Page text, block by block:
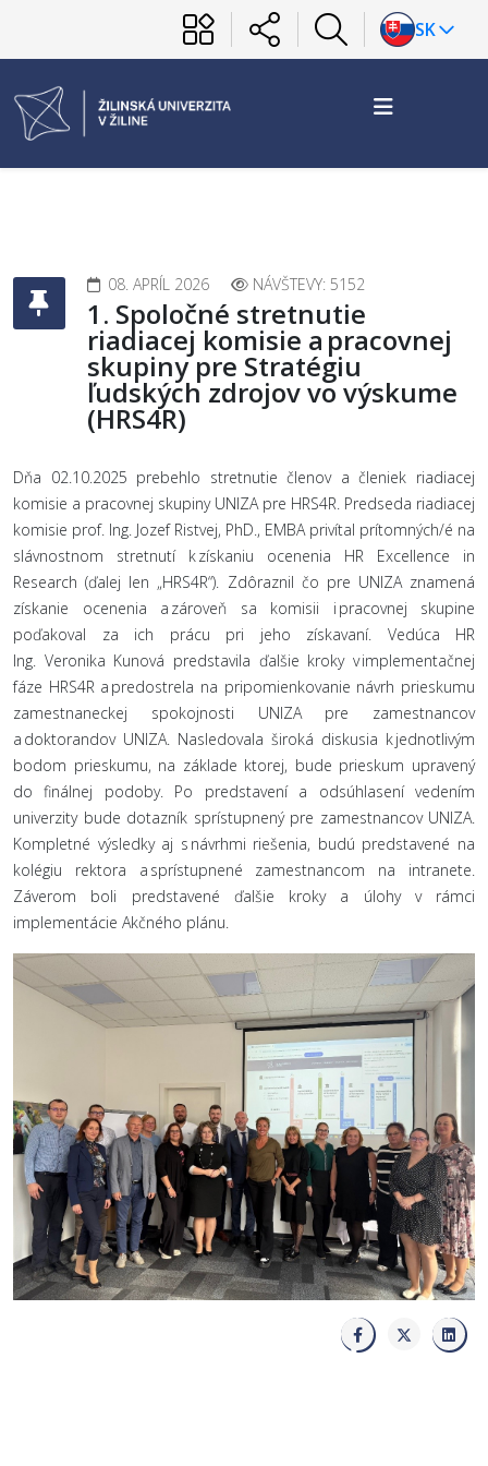
SK
08. APRÍL 2026 NÁVŠTEVY: 5152
1. Spoločné stretnutie
riadiacej komisie a pracovnej
skupiny pre Stratégiu
ľudských zdrojov vo výskume
(HRS4R)
Dňa 02.10.2025 prebehlo stretnutie členov a členiek riadiacej
komisie a pracovnej skupiny UNIZA pre HRS4R. Predseda riadiacej
komisie prof. Ing. Jozef Ristvej, PhD., EMBA privítal prítomných/é na
slávnostnom stretnutí k získaniu ocenenia HR Excellence in
Research (ďalej len „HRS4R“). Zdôraznil čo pre UNIZA znamená
získanie ocenenia a zároveň sa komisii i pracovnej skupine
poďakoval za ich prácu pri jeho získavaní. Vedúca HR
Ing. Veronika Kunová predstavila ďalšie kroky v implementačnej
fáze HRS4R a predostrela na pripomienkovanie návrh prieskumu
zamestnaneckej spokojnosti UNIZA pre zamestnancov
a doktorandov UNIZA. Nasledovala široká diskusia k jednotlivým
bodom prieskumu, na základe ktorej, bude prieskum upravený
do finálnej podoby. Po predstavení a odsúhlasení vedením
univerzity bude dotazník sprístupnený pre zamestnancov UNIZA.
Kompletné výsledky aj s návrhmi riešenia, budú predstavené na
kolégiu rektora a sprístupnené zamestnancom na intranete.
Záverom boli predstavené ďalšie kroky a úlohy v rámci
implementácie Akčného plánu.